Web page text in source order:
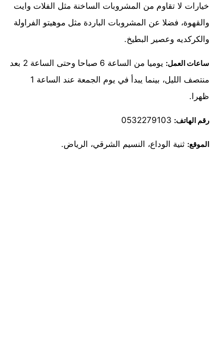
خيارات لا تقاوم من المشروبات الساخنة مثل الفلات وايت
والقهوة، فضلا عن المشروبات الباردة مثل موهيتو الفراولة
والكركديه وعصير البطيخ.
ساعات العمل:
يوميا من الساعة 6 صباحا وحتى الساعة 2 بعد
منتصف الليل، بينما يبدأ في يوم الجمعة عند الساعة 1
ظهرا.
رقم الهاتف:
الموقع: ثنية الوداع، النسيم الشرقي، الرياض.